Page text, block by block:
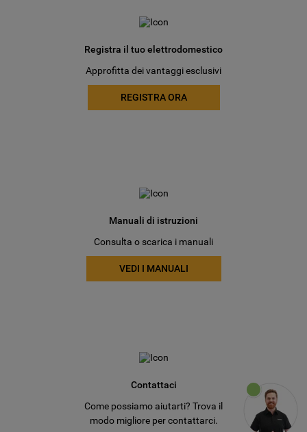
Registra il tuo elettrodomestico
Approfitta dei vantaggi esclusivi
REGISTRA ORA
Manuali di istruzioni
Consulta o scarica i manuali
VEDI I MANUALI
Contattaci
Come possiamo aiutarti? Trova il
modo migliore per contattarci.